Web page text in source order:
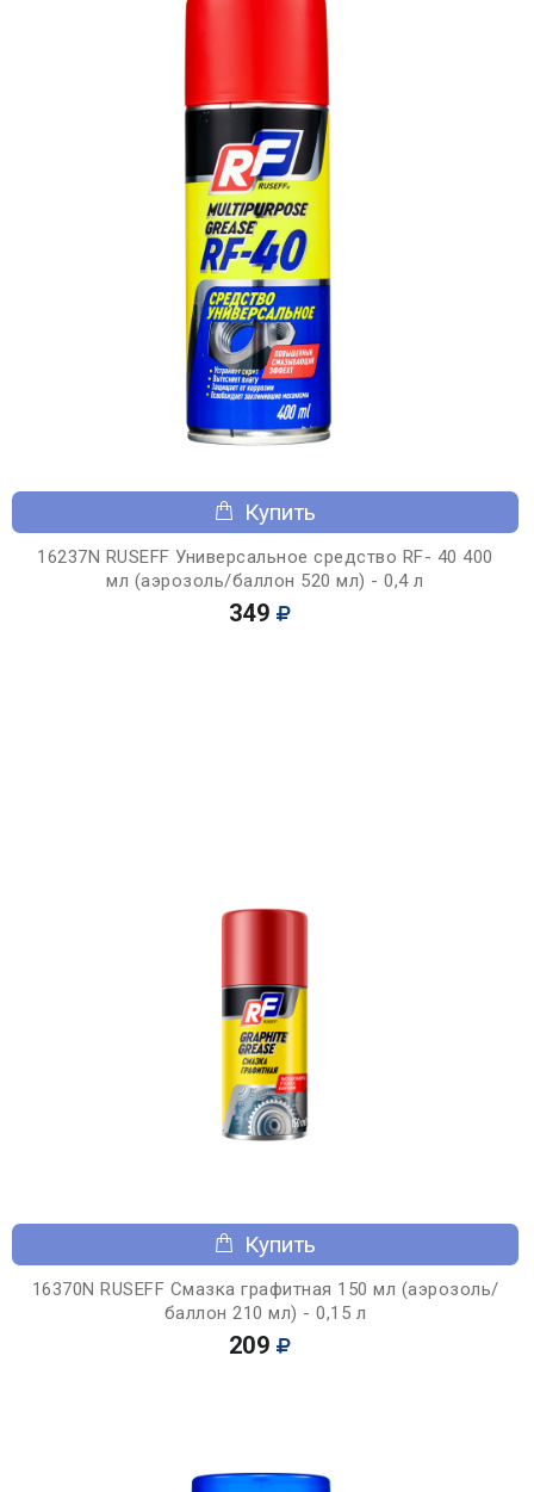
Купить
16237N RUSEFF Универсальное средство RF- 40 400
мл (аэрозоль/баллон 520 мл) - 0,4 л
349
Купить
16370N RUSEFF Смазка графитная 150 мл (аэрозоль/
баллон 210 мл) - 0,15 л
209